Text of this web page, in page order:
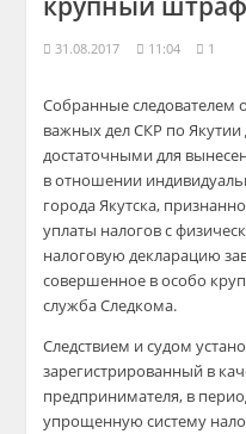
31.08.2017 11:04 1
Собранные следователем
важных дел СКР по Якутии
достаточными для
в отношении
города Якутска,
уплаты налогов с
налоговую декларацию
совершенное в особо
служба Следкома.
Следствием и судом
зарегистрированный в
предпринимателя, в
упрощенную систему